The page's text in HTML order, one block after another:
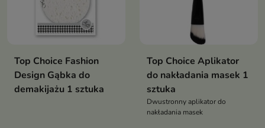
Top Choice Fashion
Design Gąbka do
demakijażu 1 sztuka
Top Choice Aplikator
do nakładania masek 1
sztuka
Dwustronny aplikator do
nakładania masek